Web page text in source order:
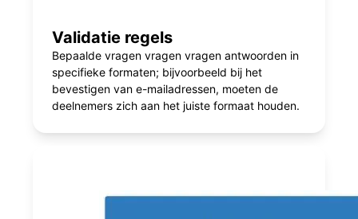
Validatie regels
Bepaalde vragen vragen vragen antwoorden in
specifieke formaten; bijvoorbeeld bij het
bevestigen van e-mailadressen, moeten de
deelnemers zich aan het juiste formaat houden.